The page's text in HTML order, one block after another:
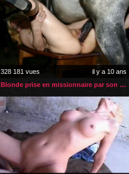
328 181 vues
il y a 10 ans
Blonde prise en missionnaire par son cheval